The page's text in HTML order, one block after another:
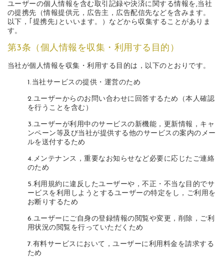
ユーザーの個人情報を含む取引記録や決済に関する情報を,当社
の提携先（情報提供元，広告主，広告配信先などを含みます。
以下，｢提携先｣といいます。）などから収集することがありま
す。
第3条（個人情報を収集・利用する目的）
当社が個人情報を収集・利用する目的は，以下のとおりです。
1.当社サービスの提供・運営のため
2.ユーザーからのお問い合わせに回答するため（本人確認
を行うことを含む）
3.ユーザーが利用中のサービスの新機能，更新情報，キャ
ンペーン等及び当社が提供する他のサービスの案内のメー
ルを送付するため
4.メンテナンス，重要なお知らせなど必要に応じたご連絡
のため
5.利用規約に違反したユーザーや，不正・不当な目的でサ
ービスを利用しようとするユーザーの特定をし，ご利用を
お断りするため
6.ユーザーにご自身の登録情報の閲覧や変更，削除，ご利
用状況の閲覧を行っていただくため
7.有料サービスにおいて，ユーザーに利用料金を請求する
ため